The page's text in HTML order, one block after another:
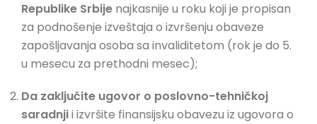
Republike Srbije najkasnije u roku koji je propisan
za podnošenje izveštaja o izvršenju obaveze
zapošljavanja osoba sa invaliditetom (rok je do 5.
u mesecu za prethodni mesec);
Da zaključite ugovor o poslovno-tehničkoj
saradnjii izvršite finansijsku obavezu iz ugovora o